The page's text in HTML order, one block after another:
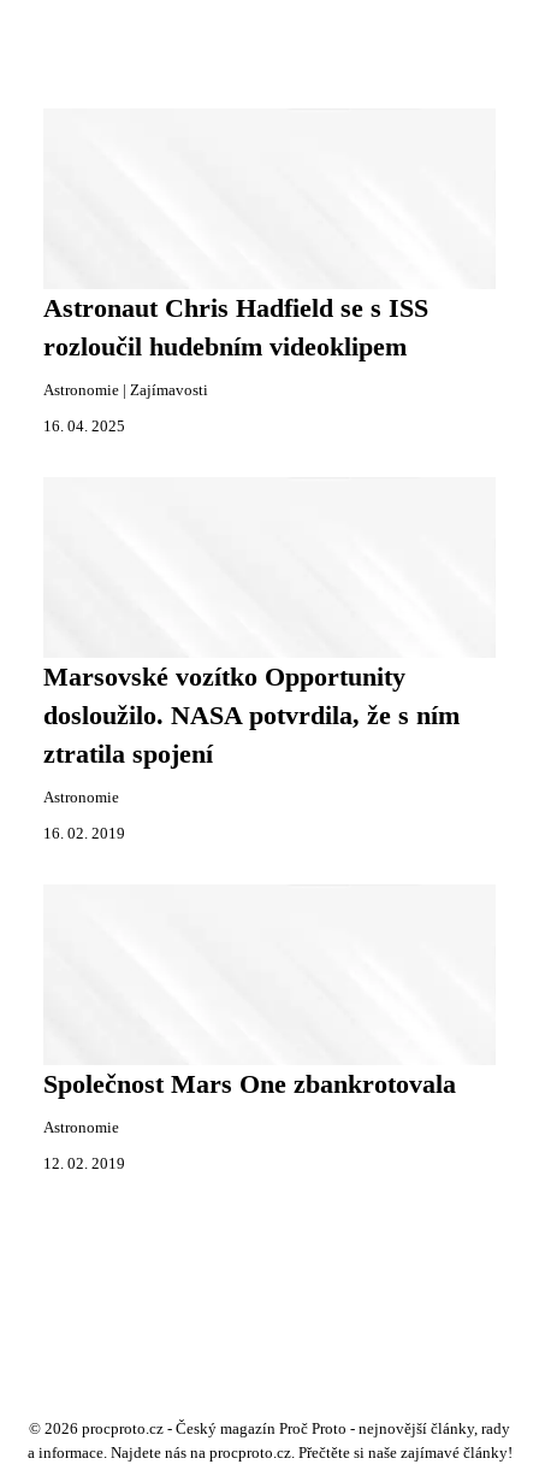
Astronaut Chris Hadfield se s ISS
rozloučil hudebním videoklipem
Astronomie | Zajímavosti
16. 04. 2025
Marsovské vozítko Opportunity
dosloužilo. NASA potvrdila, že s ním
ztratila spojení
Astronomie
16. 02. 2019
Společnost Mars One zbankrotovala
Astronomie
12. 02. 2019
© 2026 procproto.cz - Český magazín Proč Proto - nejnovější články, rady
a informace. Najdete nás na procproto.cz. Přečtěte si naše zajímavé články!